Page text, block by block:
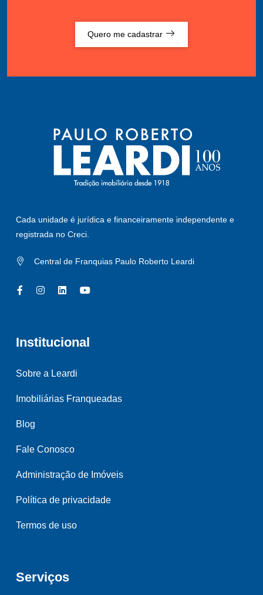
Quero me cadastrar
Cada unidade é jurídica e financeiramente independente e
registrada no Creci.
Central de Franquias Paulo Roberto Leardi
Institucional
Sobre a Leardi
Imobiliárias Franqueadas
Blog
Fale Conosco
Administração de Imóveis
Política de privacidade
Termos de uso
Serviços